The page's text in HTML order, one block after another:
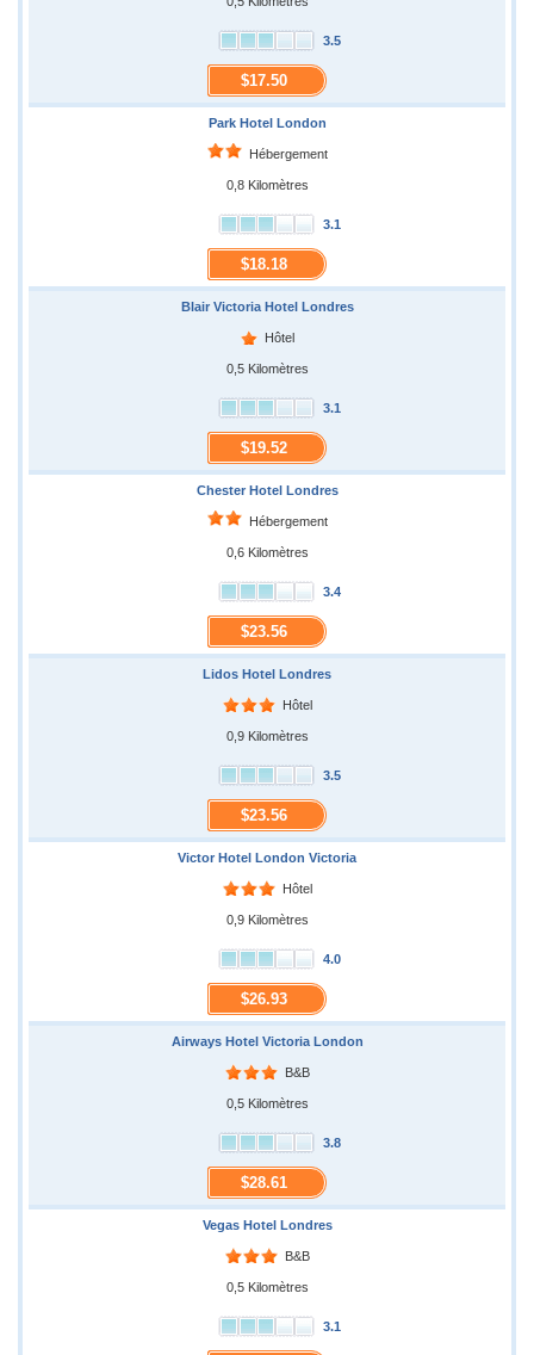
3.5
$17.50
Park Hotel London
Hébergement
0,8 Kilomètres
3.1
$18.18
Blair Victoria Hotel Londres
Hôtel
0,5 Kilomètres
3.1
$19.52
Chester Hotel Londres
Hébergement
0,6 Kilomètres
3.4
$23.56
Lidos Hotel Londres
Hôtel
0,9 Kilomètres
3.5
$23.56
Victor Hotel London Victoria
Hôtel
0,9 Kilomètres
4.0
$26.93
Airways Hotel Victoria London
B&B
0,5 Kilomètres
3.8
$28.61
Vegas Hotel Londres
B&B
0,5 Kilomètres
3.1